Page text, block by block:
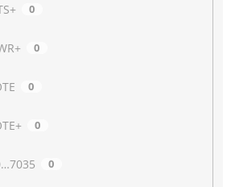
0
0
0
0
0